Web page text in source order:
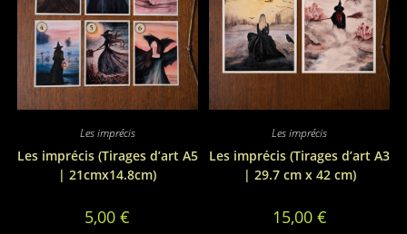
Les imprécis
Les imprécis (Tirages d’art A5
| 21cmx14.8cm)
5,00€
Les imprécis
Les imprécis (Tirages d’art A3
| 29.7 cm x 42 cm)
15,00 €